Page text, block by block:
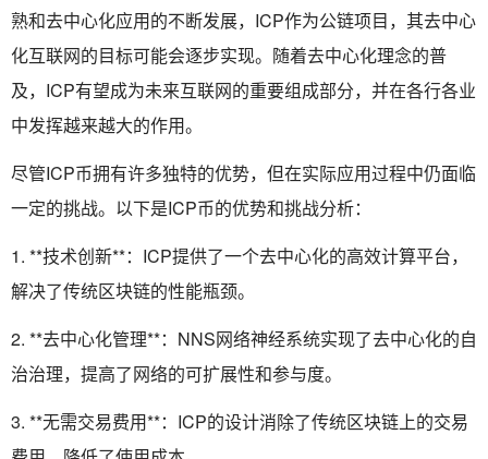
熟和去中心化应用的不断发展，ICP作为公链项目，其去中心
化互联网的目标可能会逐步实现。随着去中心化理念的普
及，ICP有望成为未来互联网的重要组成部分，并在各行各业
中发挥越来越大的作用。
尽管ICP币拥有许多独特的优势，但在实际应用过程中仍面临
一定的挑战。以下是ICP币的优势和挑战分析：
1. **技术创新**：ICP提供了一个去中心化的高效计算平台，
解决了传统区块链的性能瓶颈。
2. **去中心化管理**：NNS网络神经系统实现了去中心化的自
治治理，提高了网络的可扩展性和参与度。
3. **无需交易费用**：ICP的设计消除了传统区块链上的交易